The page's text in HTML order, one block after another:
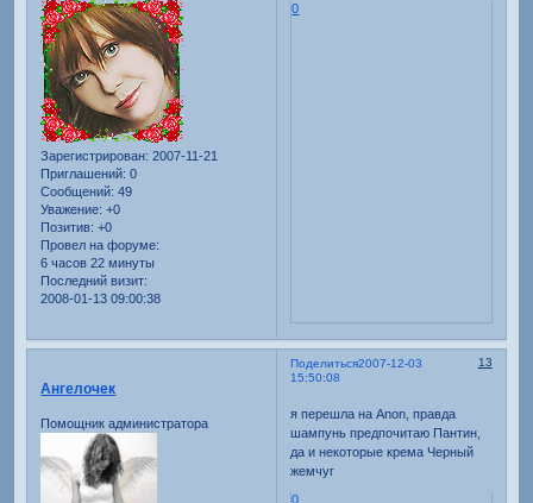
Зарегистрирован: 2007-11-21
Приглашений: 0
Сообщений: 49
Уважение: +0
Позитив: +0
Провел на форуме:
6 часов 22 минуты
Последний визит:
2008-01-13 09:00:38
0
Поделиться 13
2007-12-03
15:50:08
Ангелочек
Помощник администратора
я перешла на Anon, правда
шампунь предпочитаю Пантин,
да и некоторые крема Черный
жемчуг
0